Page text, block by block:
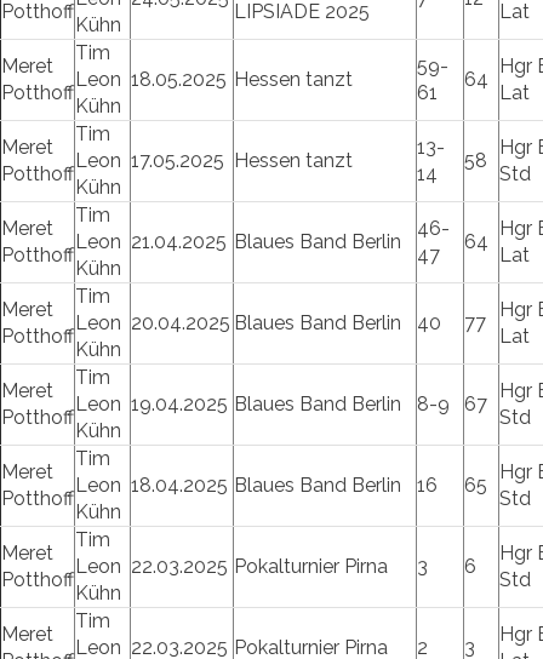
Potthoff
Kühn
LIPSIADE 2025 Lat
Meret
Potthoff
Tim
Leon
Kühn
18.05.2025 Hessen tanzt
59-
61
64
Hgr
Lat
Meret
Potthoff
Tim
Leon
Kühn
17.05.2025 Hessen tanzt
13-
14
58
Hgr
Std
Meret
Potthoff
Tim
Leon
Kühn
21.04.2025 Blaues Band Berlin
46-
47
64
Hgr
Lat
Meret
Potthoff
Tim
Leon
Kühn
20.04.2025 Blaues Band Berlin 40 77
Hgr
Lat
Meret
Potthoff
Tim
Leon
Kühn
19.04.2025 Blaues Band Berlin 8-9 67
Hgr
Std
Meret
Potthoff
Tim
Leon
Kühn
18.04.2025 Blaues Band Berlin 16 65
Hgr
Std
Meret
Potthoff
Tim
Leon
Kühn
22.03.2025 Pokalturnier Pirna 3 6
Hgr
Std
Meret
Tim
Leon 22.03.2025 Pokalturnier Pirna 2 3
Hgr